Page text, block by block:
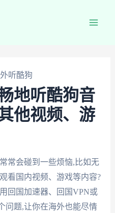
听酷狗
地听酷狗音
他视频、游
常会碰到一些烦恼,比如无
看国内视频、游戏等内容?
回国加速器、回国VPN或
问题,让你在海外也能尽情